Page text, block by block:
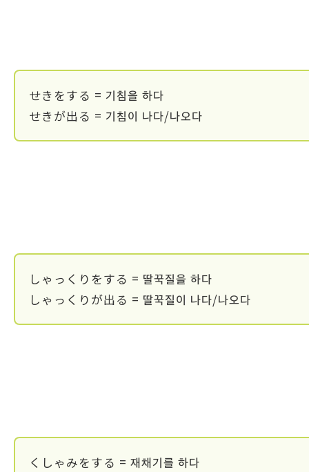
せきをする = 기침을 하다
せきが出る = 기침이 나다/나오다
しゃっくりをする = 딸꾹질을 하다
しゃっくりが出る = 딸꾹질이 나다/나오다
くしゃみをする = 재채기를 하다